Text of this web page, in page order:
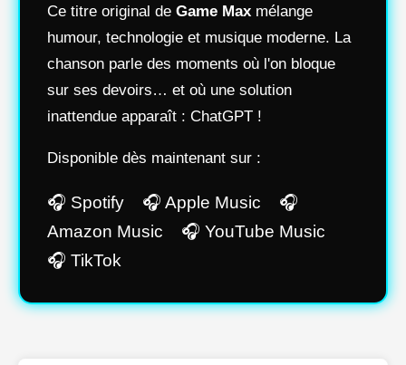
Ce titre original de Game Max mélange
humour, technologie et musique moderne. La
chanson parle des moments où l'on bloque
sur ses devoirs… et où une solution
inattendue apparaît : ChatGPT !
Disponible dès maintenant sur :
🎧 Spotify 🎧 Apple Music 🎧
Amazon Music 🎧 YouTube Music
🎧 TikTok